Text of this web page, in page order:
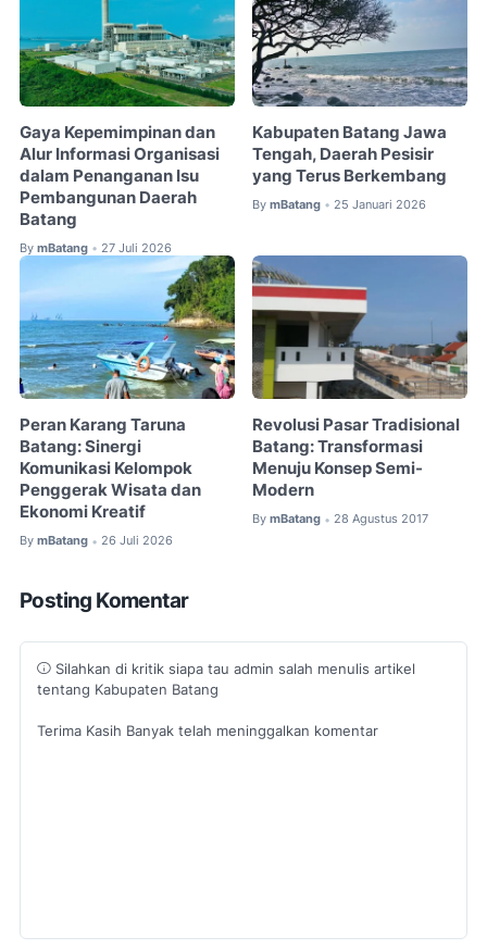
Gaya Kepemimpinan dan
Alur Informasi Organisasi
dalam Penanganan Isu
Pembangunan Daerah
Batang
By mBatang • 27 Juli 2026
Kabupaten Batang Jawa
Tengah, Daerah Pesisir
yang Terus Berkembang
By mBatang • 25 Januari 2026
Peran Karang Taruna
Batang: Sinergi
Komunikasi Kelompok
Penggerak Wisata dan
Ekonomi Kreatif
By mBatang • 26 Juli 2026
Revolusi Pasar Tradisional
Batang: Transformasi
Menuju Konsep Semi-
Modern
By mBatang • 28 Agustus 2017
Posting Komentar
Silahkan di kritik siapa tau admin salah menulis artikel
tentang Kabupaten Batang
Terima Kasih Banyak telah meninggalkan komentar